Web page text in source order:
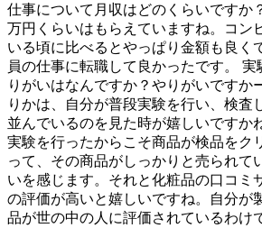
仕事について月収はどのくらいですか
万円くらいはもらえていますね。コン
いる頃に比べるとやっぱり金額も良く
員の仕事に転職して良かったです。
りがいはなんですか？やりがいですか
りかは、自分が普段実験を行い、検査
並んでいるのを見た時が嬉しいですか
実験を行ったからこそ商品が検品をク
って、その商品がしっかりと売られて
いを感じます。それと化粧品の口コミ
の評価が高いと嬉しいですね。自分が
品が世の中の人に評価されているわけ